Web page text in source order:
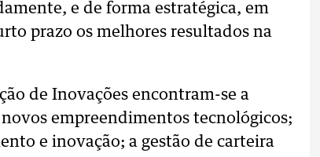
e de forma estratégica, em
prazo os melhores resultados na
de Inovações encontram-se a
empreendimentos tecnológicos;
e inovação; a gestão de carteira